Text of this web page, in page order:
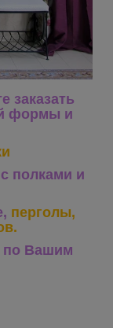
заказать
формы и
полками и
перголы,
по Вашим